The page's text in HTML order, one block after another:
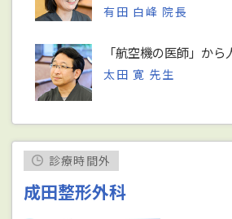
有田 白峰 院長
「航空機の医師」か
太田 寛 先生
診療時間外
成田整形外科